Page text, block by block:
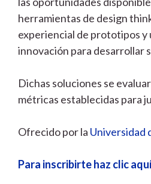
herramientas de design
experiencial de prototipos y
innovación para desarrollar
Dichas soluciones se
métricas establecidas para
Ofrecido por la Universidad
Para inscribirte haz clic